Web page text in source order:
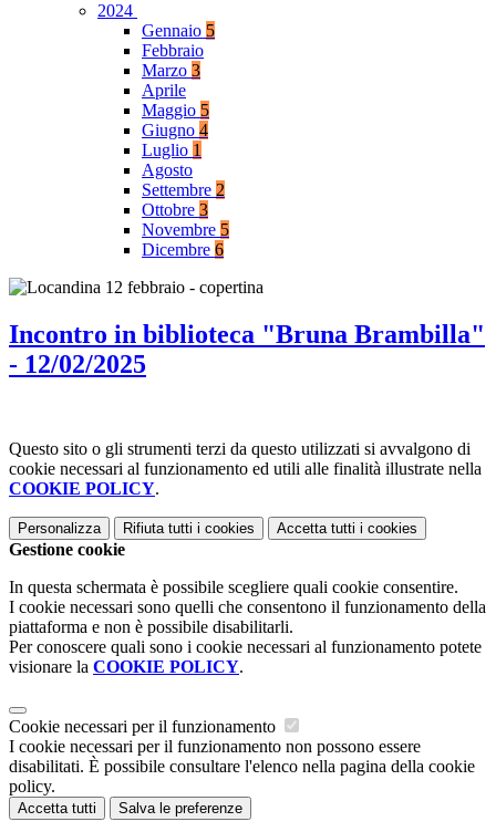
2024
Gennaio 5
Febbraio
Marzo 3
Aprile
Maggio 5
Giugno 4
Luglio 1
Agosto
Settembre 2
Ottobre 3
Novembre 5
Dicembre 6
Incontro in biblioteca "Bruna Brambilla"
- 12/02/2025
Questo sito o gli strumenti terzi da questo utilizzati si avvalgono di
cookie necessari al funzionamento ed utili alle finalità illustrate nella
COOKIE POLICY.
Personalizza Rifiuta tutti i cookies Accetta tutti i cookies
Gestione cookie
In questa schermata è possibile scegliere quali cookie consentire.
I cookie necessari sono quelli che consentono il funzionamento della
piattaforma e non è possibile disabilitarli.
Per conoscere quali sono i cookie necessari al funzionamento potete
visionare la COOKIE POLICY.
Cookie necessari per il funzionamento
I cookie necessari per il funzionamento non possono essere
disabilitati. È possibile consultare l'elenco nella pagina della cookie
policy.
Accetta tutti Salva le preferenze